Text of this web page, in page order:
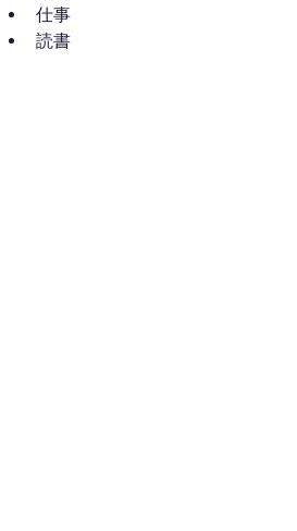
仕事
読書